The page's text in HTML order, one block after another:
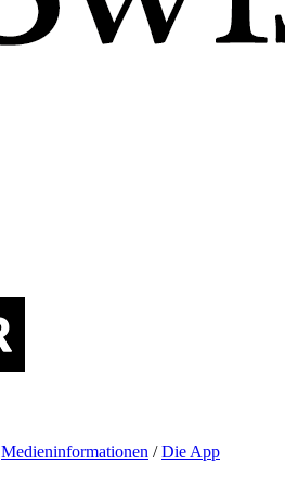
Medieninformationen /Die App